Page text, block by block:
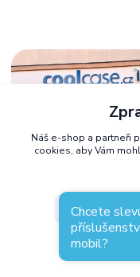
Zastavte se
vás
Kde nás
Náš e-shop a partneři
cookies, aby Vám
Nastavení
Chcete
mobil?